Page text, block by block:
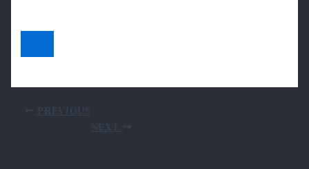
PREVIOUS
NEXT